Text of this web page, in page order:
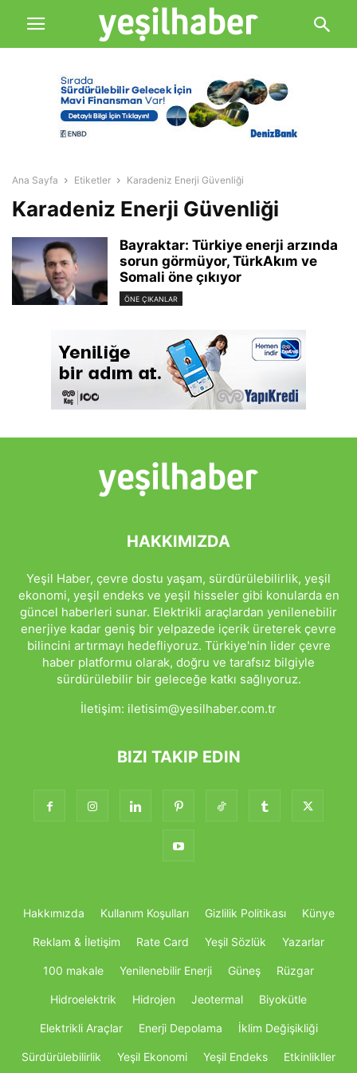
Ana Sayfa Etiketler Karadeniz Enerji Güvenliği
Karadeniz Enerji Güvenliği
Bayraktar: Türkiye enerji arzında
sorun görmüyor, TürkAkım ve
Somali öne çıkıyor
ÖNE ÇIKANLAR
HAKKIMIZDA
Yeşil Haber, çevre dostu yaşam, sürdürülebilirlik, yeşil
ekonomi, yeşil endeks ve yeşil hisseler gibi konularda en
güncel haberleri sunar. Elektrikli araçlardan yenilenebilir
enerjiye kadar geniş bir yelpazede içerik üreterek çevre
bilincini artırmayı hedefliyoruz. Türkiye'nin lider çevre
haber platformu olarak, doğru ve tarafsız bilgiyle
sürdürülebilir bir geleceğe katkı sağlıyoruz.
İletişim: iletisim@yesilhaber.com.tr
BIZI TAKIP EDIN
Hakkımızda Kullanım Koşulları Gizlilik Politikası Künye
Reklam & İletişim Rate Card Yeşil Sözlük Yazarlar
100 makale Yenilenebilir Enerji Güneş Rüzgar
Hidroelektrik Hidrojen Jeotermal Biyokütle
Elektrikli Araçlar Enerji Depolama İklim Değişikliği
Sürdürülebilirlik Yeşil Ekonomi Yeşil Endeks Etkinlikller